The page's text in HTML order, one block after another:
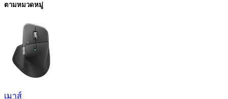
ตามหมวดหมู่
เมาส์